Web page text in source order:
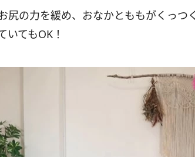
尻の力を緩め、おなかとももがくっつ
いてもOK！